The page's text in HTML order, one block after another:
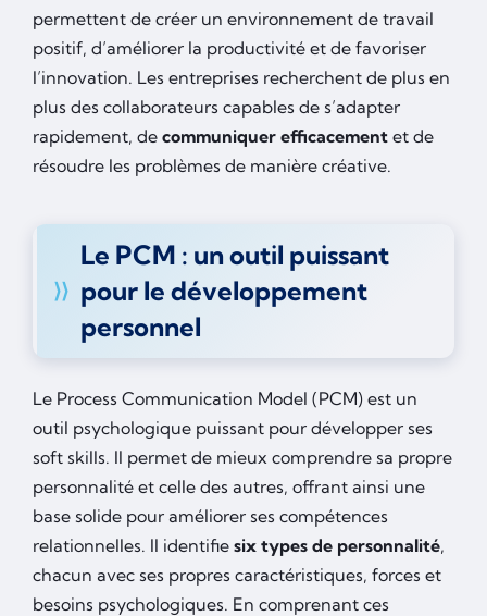
permettent de créer un environnement de travail
positif, d’améliorer la productivité et de favoriser
l’innovation. Les entreprises recherchent de plus en
plus des collaborateurs capables de s’adapter
rapidement, de communiquer efficacement et de
résoudre les problèmes de manière créative.
Le PCM : un outil puissant
pour le développement
personnel
Le Process Communication Model (PCM) est un
outil psychologique puissant pour développer ses
soft skills. Il permet de mieux comprendre sa propre
personnalité et celle des autres, offrant ainsi une
base solide pour améliorer ses compétences
relationnelles. Il identifie six types de personnalité,
chacun avec ses propres caractéristiques, forces et
besoins psychologiques. En comprenant ces